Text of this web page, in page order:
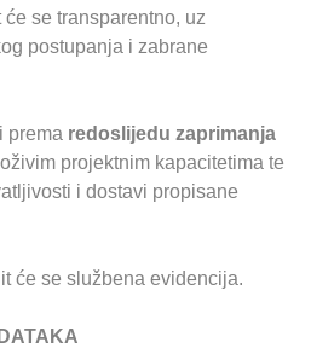
se transparentno, uz
postupanja i zabrane
prema redoslijedu zaprimanja
projektnim kapacitetima te
i dostavi propisane
će se službena evidencija.